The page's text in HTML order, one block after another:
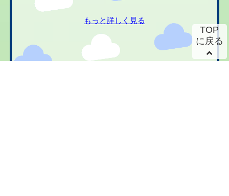
もっと詳しく見る
TOP
に戻る